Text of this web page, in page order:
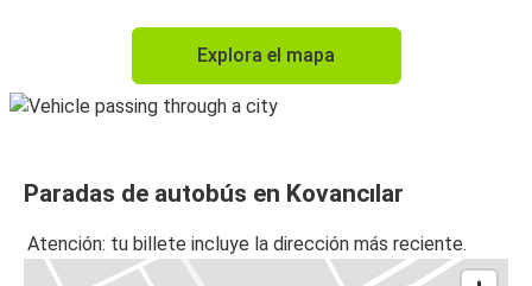
Explora el mapa
Paradas de autobús en Kovancılar
Atención: tu billete incluye la dirección más reciente.